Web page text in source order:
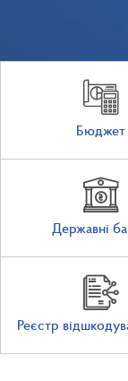
Бюджет
Державні
Реєстр